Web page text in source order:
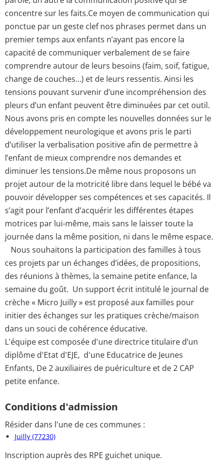
concentre sur les faits.Ce moyen de communication qui
ponctue par un geste clef nos phrases permet dans un
premier temps aux enfants n’ayant pas encore la
capacité de communiquer verbalement de se faire
comprendre autour de leurs besoins (faim, soif, fatigue,
change de couches…) et de leurs ressentis. Ainsi les
tensions pouvant survenir d’une incompréhension des
pleurs d’un enfant peuvent être diminuées par cet outil.
Nous avons pris en compte les nouvelles données sur le
développement neurologique et avons pris le parti
d’utiliser la verbalisation positive afin de permettre à
l’enfant de mieux comprendre nos demandes et
diminuer les tensions.De même nous proposons un
projet autour de la motricité libre dans lequel le bébé va
pouvoir développer ses compétences et ses capacités. Il
s’agit pour l’enfant d’acquérir les différentes étapes
motrices par lui-même, mais sans le laisser toute la
journée dans la même position, ni dans le même espace.
Nous souhaitons la participation des familles à tous
ces projets par un échanges d’idées, de propositions,
des réunions à thèmes, la semaine petite enfance, la
semaine du goût. Un support écrit intitulé le journal de
crèche « Micro Juilly » est proposé aux familles pour
initier des échanges sur les pratiques crèche/maison
dans un souci de cohérence éducative.
L'équipe est composée d'une directrice titulaire d’un
diplôme d'Etat d'EJE, d'une Educatrice de Jeunes
Enfants, De 2 auxiliaires de puériculture et de 2 CAP
petite enfance.
Conditions d'admission
Résider dans l'une de ces communes :
Juilly (77230)
Inscription auprès des RPE guichet unique.